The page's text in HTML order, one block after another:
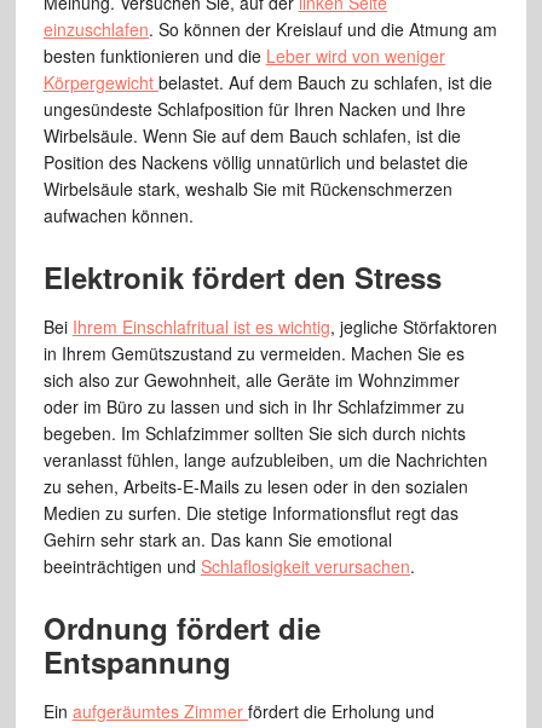
einzuschlafen. So können der Kreislauf und die Atmung am
besten funktionieren und die Leber wird von weniger
Körpergewicht belastet. Auf dem Bauch zu schlafen, ist die
ungesündeste Schlafposition für Ihren Nacken und Ihre
Wirbelsäule. Wenn Sie auf dem Bauch schlafen, ist die
Position des Nackens völlig unnatürlich und belastet die
Wirbelsäule stark, weshalb Sie mit Rückenschmerzen
aufwachen können.
Elektronik fördert den Stress
Bei Ihrem Einschlafritual ist es wichtig, jegliche Störfaktoren
in Ihrem Gemütszustand zu vermeiden. Machen Sie es
sich also zur Gewohnheit, alle Geräte im Wohnzimmer
oder im Büro zu lassen und sich in Ihr Schlafzimmer zu
begeben. Im Schlafzimmer sollten Sie sich durch nichts
veranlasst fühlen, lange aufzubleiben, um die Nachrichten
zu sehen, Arbeits-E-Mails zu lesen oder in den sozialen
Medien zu surfen. Die stetige Informationsflut regt das
Gehirn sehr stark an. Das kann Sie emotional
beeinträchtigen und Schlaflosigkeit verursachen.
Ordnung fördert die
Entspannung
Ein aufgeräumtes Zimmer fördert die Erholung und